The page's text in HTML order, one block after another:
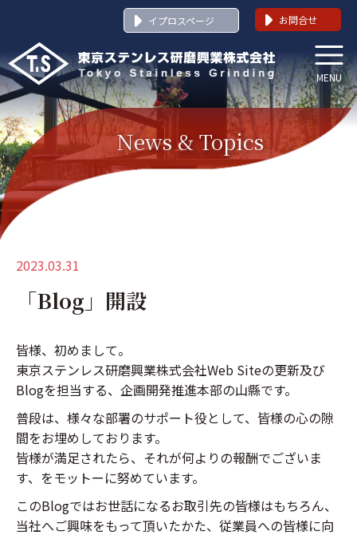
ン
ツ
へ
ス
キ
ッ
プ
イプロスページ お問合せ
MENU
News & Topics
2023.03.31
「Blog」開設
皆様、初めまして。
東京ステンレス研磨興業株式会社Web Siteの更新及び
Blogを担当する、企画開発推進本部の山縣です。
普段は、様々な部署のサポート役として、皆様の心の隙
間をお埋めしております。
皆様が満足されたら、それが何よりの報酬でございま
す、をモットーに努めています。
このBlogではお世話になるお取引先の皆様はもちろん、
当社へご興味をもって頂いたかた、従業員への皆様に向